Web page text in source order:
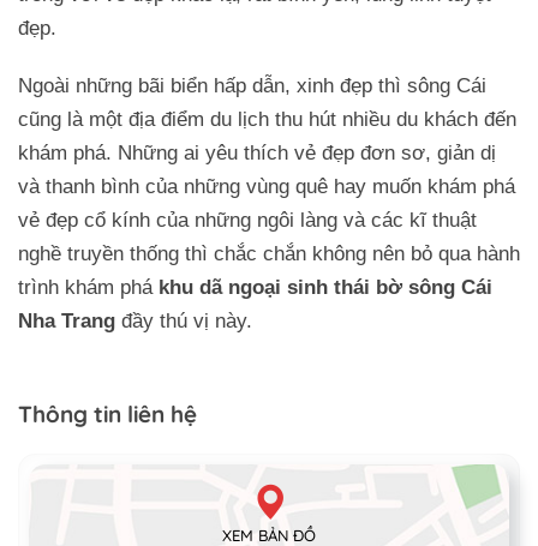
đẹp.
Ngoài những bãi biển hấp dẫn, xinh đẹp thì sông Cái
cũng là một địa điểm du lịch thu hút nhiều du khách đến
khám phá. Những ai yêu thích vẻ đẹp đơn sơ, giản dị
và thanh bình của những vùng quê hay muốn khám phá
vẻ đẹp cổ kính của những ngôi làng và các kĩ thuật
nghề truyền thống thì chắc chắn không nên bỏ qua hành
trình khám phá khu dã ngoại sinh thái bờ sông Cái
Nha Trang đầy thú vị này.
Thông tin liên hệ
XEM BẢN ĐỒ